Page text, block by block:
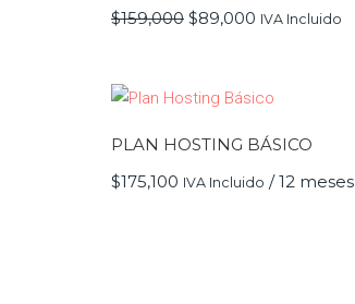
$159,000 El
precio
$89,000 El
precio
IVA Incluido
PLAN HOSTING BÁSICO
$175,100 IVA Incluido / 12 meses